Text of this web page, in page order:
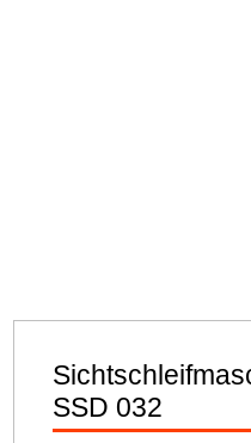
SSD 032